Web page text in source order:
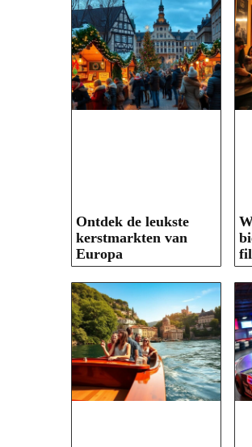
Ontdek de leukste
kerstmarkten van
Europa